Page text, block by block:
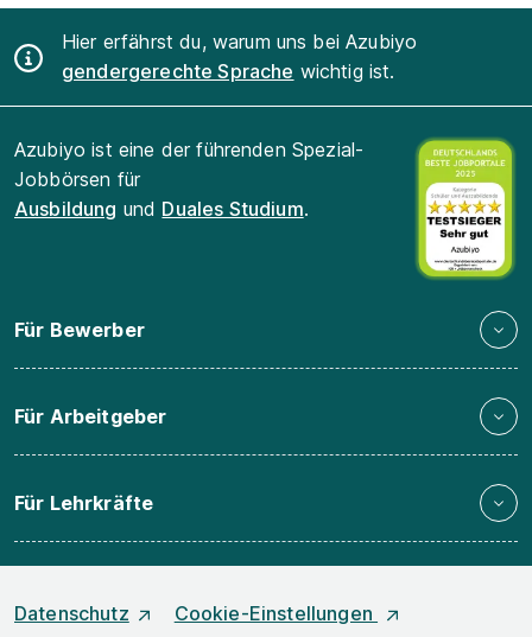
Hier erfährst du, warum uns bei Azubiyo
gendergerechte Sprache wichtig ist.
Azubiyo ist eine der führenden Spezial-
Jobbörsen für
Ausbildung und Duales Studium.
Für Bewerber
Für Arbeitgeber
Für Lehrkräfte
Datenschutz Cookie-Einstellungen